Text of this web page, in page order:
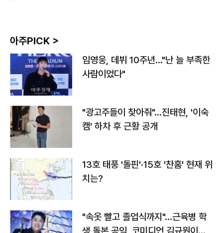
아주PICK >
임영웅, 데뷔 10주년…"난 늘 부족한
사람이었다"
"광고주들이 찾아줘"…진태현, '이숙
캠' 하차 후 근황 공개
13호 태풍 '돌핀'·15호 '찬홈' 현재 위
치는?
"속옷 빨고 졸업식까지"…근육병 학